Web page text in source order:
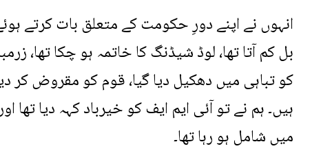
بل کم آتا تھا، لوڈ شیڈنگ کا خاتمہ ہو چکا تھا،
کو تباہی میں دھکیل دیا گیا، قوم کو مقروض کر
ہیں۔ ہم نے تو آئی ایم ایف کو خیرباد کہہ دیا
میں شامل ہو رہا تھا۔